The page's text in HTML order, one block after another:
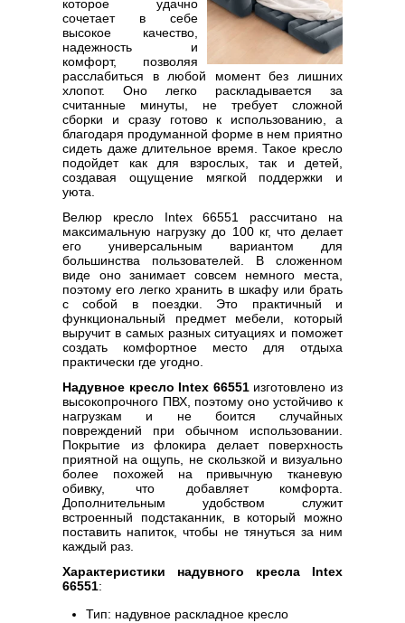
которое удачно
сочетает в себе
высокое качество,
надежность и
комфорт, позволяя
расслабиться в любой момент без лишних
хлопот. Оно легко раскладывается за
считанные минуты, не требует сложной
сборки и сразу готово к использованию, а
благодаря продуманной форме в нем приятно
сидеть даже длительное время. Такое кресло
подойдет как для взрослых, так и детей,
создавая ощущение мягкой поддержки и
уюта.
Велюр кресло Intex 66551 рассчитано на
максимальную нагрузку до 100 кг, что делает
его универсальным вариантом для
большинства пользователей. В сложенном
виде оно занимает совсем немного места,
поэтому его легко хранить в шкафу или брать
с собой в поездки. Это практичный и
функциональный предмет мебели, который
выручит в самых разных ситуациях и поможет
создать комфортное место для отдыха
практически где угодно.
Надувное кресло Intex 66551изготовлено из
высокопрочного ПВХ, поэтому оно устойчиво к
нагрузкам и не боится случайных
повреждений при обычном использовании.
Покрытие из флокира делает поверхность
приятной на ощупь, не скользкой и визуально
более похожей на привычную тканевую
обивку, что добавляет комфорта.
Дополнительным удобством служит
встроенный подстаканник, в который можно
поставить напиток, чтобы не тянуться за ним
каждый раз.
Характеристики надувного кресла Intex
66551:
Тип: надувное раскладное кресло